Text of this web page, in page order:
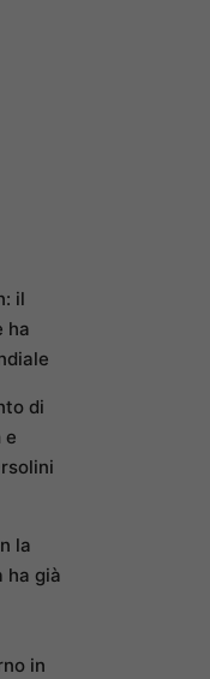
il
ha
di
e
la
ha già
in